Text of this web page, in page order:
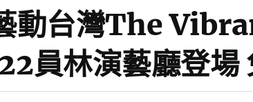
動台灣The
員林演藝廳登場